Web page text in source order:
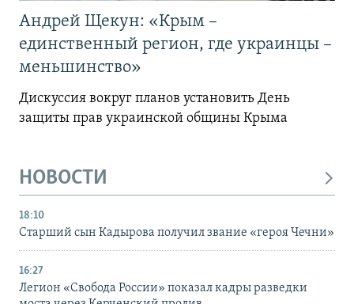
Андрей Щекун: «Крым –
единственный регион, где украинцы –
меньшинство»
Дискуссия вокруг планов установить День
защиты прав украинской общины Крыма
НОВОСТИ
18:10
Старший сын Кадырова получил звание «героя Чечни»
16:27
Легион «Свобода России» показал кадры разведки